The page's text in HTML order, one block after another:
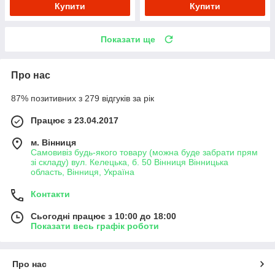
Купити Купити
Показати ще
Про нас
87% позитивних з 279 відгуків за рік
Працює з 23.04.2017
м. Вінниця
Самовивіз будь-якого товару (можна буде забрати прям
зі складу) вул. Келецька, б. 50 Вінниця Вінницька
область, Вінниця, Україна
Контакти
Сьогодні працює з 10:00 до 18:00
Показати весь графік роботи
Про нас